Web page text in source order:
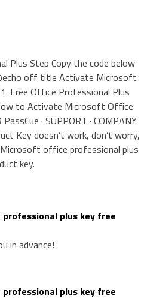
Plus Step Copy the code below
off title Activate Microsoft
Free Office Professional Plus
to Activate Microsoft Office
· SUPPORT · COMPANY.
Key doesn’t work, don’t worry,
office professional plus
key.
plus key free
in advance!
plus key free